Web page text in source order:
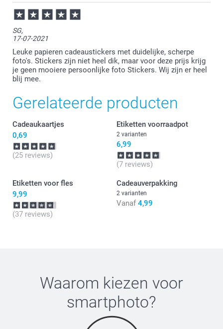
SG,
17-07-2021
Leuke papieren cadeaustickers met duidelijke, scherpe
foto's. Stickers zijn niet heel dik, maar voor deze prijs krijg
je geen mooiere persoonlijke foto Stickers. Wij zijn er heel
blij mee.
Gerelateerde producten
Cadeaukaartjes
0,69
(25 reviews)
Etiketten voorraadpot
2 varianten
6,99
(7 reviews)
Etiketten voor fles
9,99
(37 reviews)
Cadeauverpakking
2 varianten
Vanaf 4,99
Waarom kiezen voor
smartphoto?